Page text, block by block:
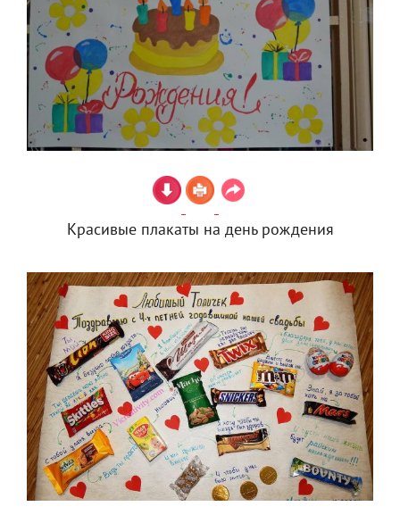
Красивые плакаты на день рождения